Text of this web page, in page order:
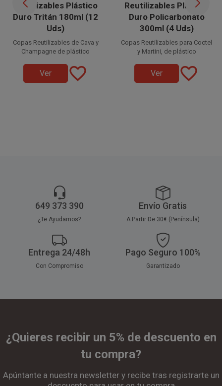
Reutilizables Plástico
Duro Tritán 180ml (12
Uds)
Copas Reutilizables de Cava y
Champagne de plástico
Tritán
transparentes con capacidad
para 180ml.
Ver favorite_border
Reutilizables Plástico
Duro Policarbonato
300ml (4 Uds)
Copas Reutilizables para Coctel
y Martini, de plástico
Policarbonato
Ver favorite_border
649 373 390
¿Te Ayudamos?
Envío Gratis
A Partir De 30€ (Península)
Entrega 24/48h
Con Compromiso
Pago Seguro 100%
Garantizado
¿Quieres recibir un 5% de descuento en
tu compra?
Apúntante a nuestra newsletter y recibe tras registrarte un